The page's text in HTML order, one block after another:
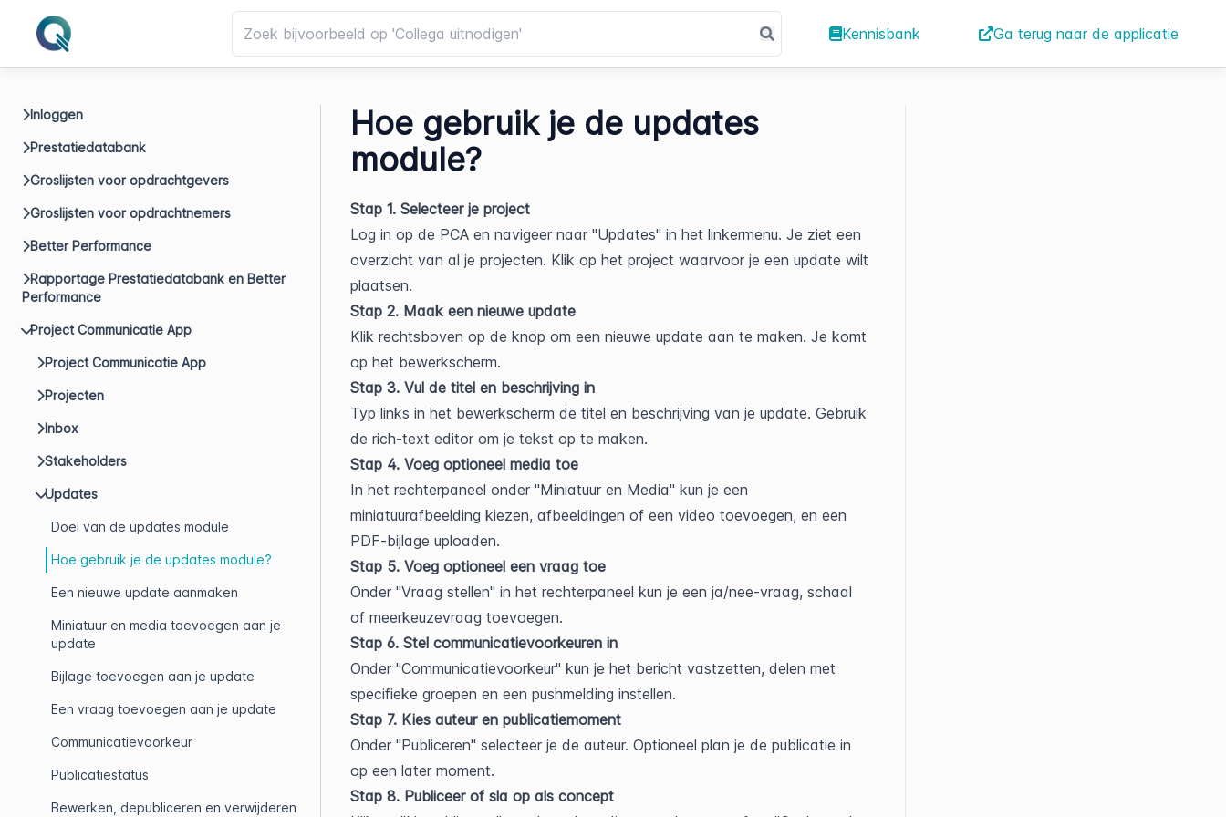
Kennisbank Ga terug naar de applicatie
Inloggen
Prestatiedatabank
Groslijsten voor opdrachtgevers
Groslijsten voor opdrachtnemers
Better Performance
Rapportage Prestatiedatabank en Better
Performance
Project Communicatie App
Project Communicatie App
Projecten
Inbox
Stakeholders
Updates
Doel van de updates module
Hoe gebruik je de updates module?
Een nieuwe update aanmaken
Miniatuur en media toevoegen aan je
update
Bijlage toevoegen aan je update
Een vraag toevoegen aan je update
Communicatievoorkeur
Publicatiestatus
Bewerken, depubliceren en verwijderen
Hoe gebruik je de updates
module?
Stap 1. Selecteer je project
Log in op de PCA en navigeer naar "Updates" in het linkermenu. Je ziet een
overzicht van al je projecten. Klik op het project waarvoor je een update wilt
plaatsen.
Stap 2. Maak een nieuwe update
Klik rechtsboven op de knop om een nieuwe update aan te maken. Je komt
op het bewerkscherm.
Stap 3. Vul de titel en beschrijving in
Typ links in het bewerkscherm de titel en beschrijving van je update. Gebruik
de rich-text editor om je tekst op te maken.
Stap 4. Voeg optioneel media toe
In het rechterpaneel onder "Miniatuur en Media" kun je een
miniatuurafbeelding kiezen, afbeeldingen of een video toevoegen, en een
PDF-bijlage uploaden.
Stap 5. Voeg optioneel een vraag toe
Onder "Vraag stellen" in het rechterpaneel kun je een ja/nee-vraag, schaal
of meerkeuzevraag toevoegen.
Stap 6. Stel communicatievoorkeuren in
Onder "Communicatievoorkeur" kun je het bericht vastzetten, delen met
specifieke groepen en een pushmelding instellen.
Stap 7. Kies auteur en publicatiemoment
Onder "Publiceren" selecteer je de auteur. Optioneel plan je de publicatie in
op een later moment.
Stap 8. Publiceer of sla op als concept